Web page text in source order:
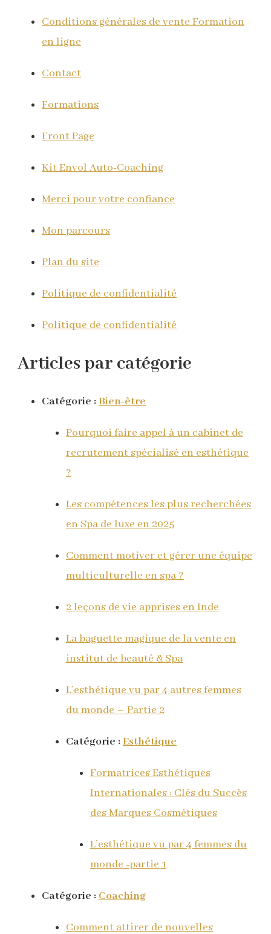
Conditions générales de vente Formation
en ligne
Contact
Formations
Front Page
Kit Envol Auto-Coaching
Merci pour votre confiance
Mon parcours
Plan du site
Politique de confidentialité
Politique de confidentialité
Articles par catégorie
Catégorie :Bien-être
Pourquoi faire appel à un cabinet de
recrutement spécialisé en esthétique
?
Les compétences les plus recherchées
en Spa de luxe en 2025
Comment motiver et gérer une équipe
multiculturelle en spa ?
2 leçons de vie apprises en Inde
La baguette magique de la vente en
institut de beauté & Spa
L’esthétique vu par 4 autres femmes
du monde – Partie 2
Catégorie :Esthétique
Formatrices Esthétiques
Internationales : Clés du Succès
des Marques Cosmétiques
L’esthétique vu par 4 femmes du
monde -partie 1
Catégorie :Coaching
Comment attirer de nouvelles